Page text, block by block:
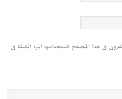
في هذا المتصفح لاستخدامها المرة المقبلة في